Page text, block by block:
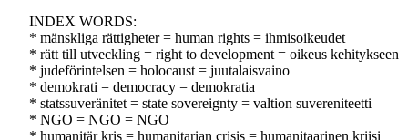
INDEX WORDS:
* mänskliga rättigheter = human rights = ihmisoikeudet
* rätt till utveckling = right to development = oikeus kehitykseen
* judeförintelsen = holocaust = juutalaisvaino
* demokrati = democracy = demokratia
* statssuveränitet = state sovereignty = valtion suvereniteetti
* NGO = NGO = NGO
* humanitär kris = humanitarian crisis = humanitaarinen kriisi